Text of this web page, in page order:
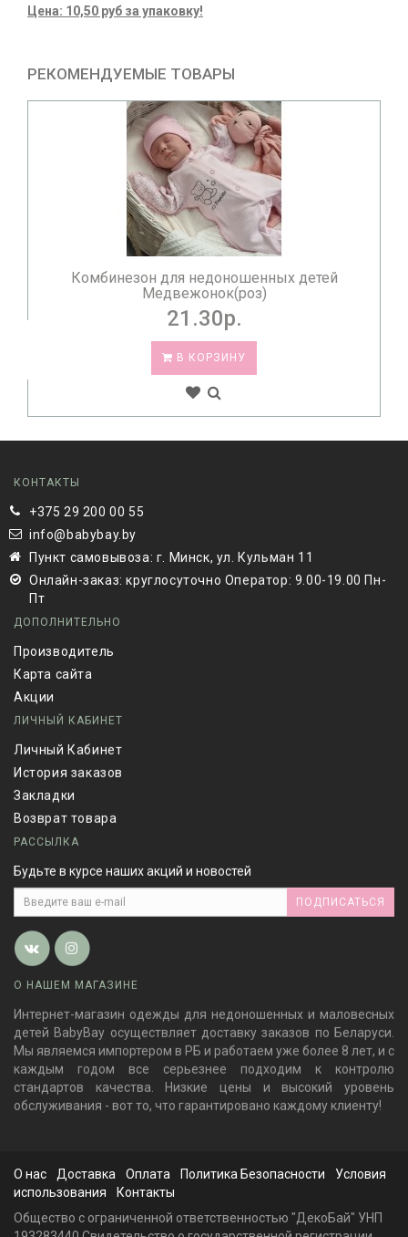
Цена: 10,50 руб за упаковку!
РЕКОМЕНДУЕМЫЕ ТОВАРЫ
Комбинезон для недоношенных детей
Медвежонок(роз)
21.30р.
В КОРЗИНУ
КОНТАКТЫ
+375 29 200 00 55
info@babybay.by
Пункт самовывоза: г. Минск, ул. Кульман 11
Онлайн-заказ: круглосуточно Оператор: 9.00-19.00 Пн-
Пт
ДОПОЛНИТЕЛЬНО
Производитель
Карта сайта
Акции
ЛИЧНЫЙ КАБИНЕТ
Личный Кабинет
История заказов
Закладки
Возврат товара
РАССЫЛКА
Будьте в курсе наших акций и новостей
ПОДПИСАТЬСЯ
О НАШЕМ МАГАЗИНЕ
Интернет-магазин одежды для недоношенных и маловесных
детей BabyBay осуществляет доставку заказов по Беларуси.
Мы являемся импортером в РБ и работаем уже более 8 лет, и с
каждым годом все серьезнее подходим к контролю
стандартов качества. Низкие цены и высокий уровень
обслуживания - вот то, что гарантировано каждому клиенту!
О нас Доставка Оплата Политика Безопасности
Условия
использования
Контакты
Общество с ограниченной ответственностью "ДекоБай" УНП